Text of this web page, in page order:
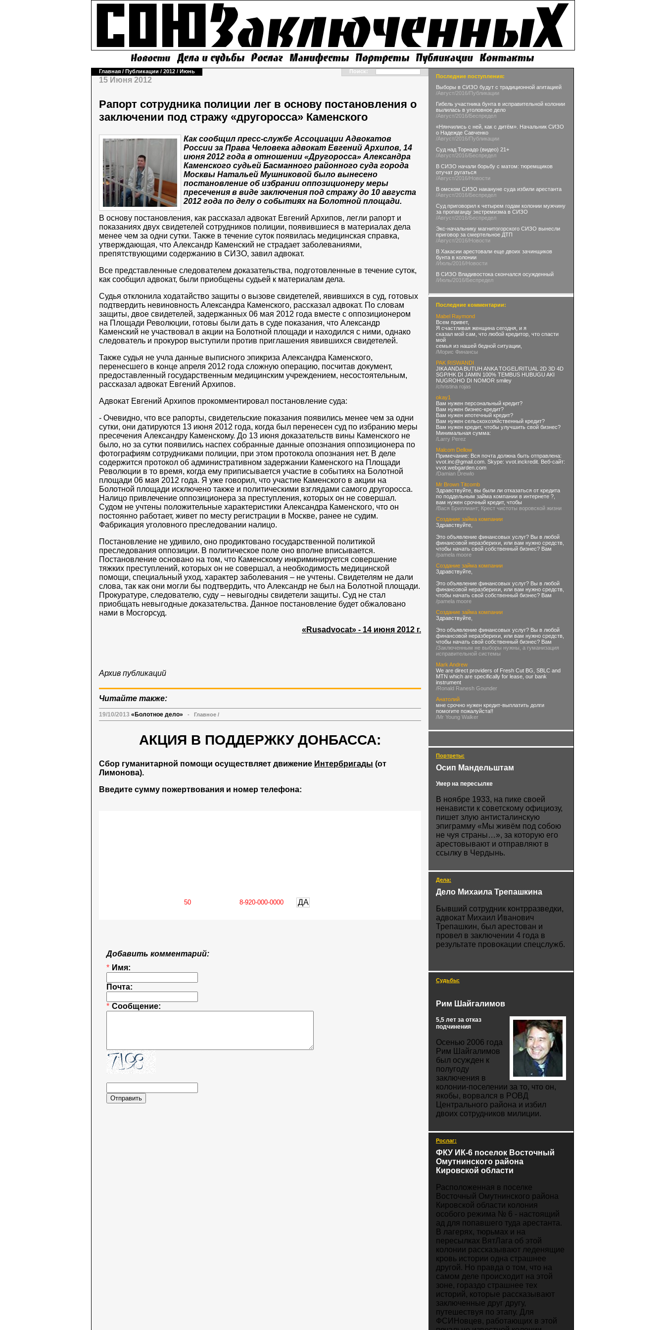
Главная / Публикации / 2012 / Июнь Поиск:
15 Июня 2012
Рапорт сотрудника полиции лег в основу постановления о
заключении под стражу «другоросса» Каменского
Как сообщил пресс-службе Ассоциации Адвокатов
России за Права Человека адвокат Евгений Архипов, 14
июня 2012 года в отношении «Другоросса» Александра
Каменского судьей Басманного районного суда города
Москвы Натальей Мушниковой было вынесено
постановление об избрании оппозиционеру меры
пресечения в виде заключения под стражу до 10 августа
2012 года по делу о событиях на Болотной площади.
В основу постановления, как рассказал адвокат Евгений Архипов, легли рапорт и
показаниях двух свидетелей сотрудников полиции, появившиеся в материалах дела
менее чем за одни сутки. Также в течение суток появилась медицинская справка,
утверждающая, что Александр Каменский не страдает заболеваниями,
препятствующими содержанию в СИЗО, завил адвокат.
Все представленные следователем доказательства, подготовленные в течение суток,
как сообщил адвокат, были приобщены судьей к материалам дела.
Судья отклонила ходатайство защиты о вызове свидетелей, явившихся в суд, готовых
подтвердить невиновность Александра Каменского, рассказал адвокат. По словам
защиты, двое свидетелей, задержанных 06 мая 2012 года вместе с оппозиционером
на Площади Революции, готовы были дать в суде показания, что Александр
Каменский не участвовал в акции на Болотной площади и находился с ними, однако
следователь и прокурор выступили против приглашения явившихся свидетелей.
Также судья не учла данные выписного эпикриза Александра Каменского,
перенесшего в конце апреля 2012 года сложную операцию, посчитав документ,
предоставленный государственным медицинским учреждением, несостоятельным,
рассказал адвокат Евгений Архипов.
Адвокат Евгений Архипов прокомментировал постановление суда:
- Очевидно, что все рапорты, свидетельские показания появились менее чем за одни
сутки, они датируются 13 июня 2012 года, когда был перенесен суд по избранию меры
пресечения Александру Каменскому. До 13 июня доказательств вины Каменского не
было, но за сутки появились наспех собранные данные опознания оппозиционера по
фотографиям сотрудниками полиции, при этом протокола опознания нет. В деле
содержится протокол об административном задержании Каменского на Площади
Революции в то время, когда ему приписывается участие в событиях на Болотной
площади 06 мая 2012 года. Я уже говорил, что участие Каменского в акции на
Болотной площади исключено также и политическими взглядами самого другоросса.
Налицо привлечение оппозиционера за преступления, которых он не совершал.
Судом не учтены положительные характеристики Александра Каменского, что он
постоянно работает, живет по месту регистрации в Москве, ранее не судим.
Фабрикация уголовного преследовании налицо.
Постановление не удивило, оно продиктовано государственной политикой
преследования оппозиции. В политическое поле оно вполне вписывается.
Постановление основано на том, что Каменскому инкриминируется совершение
тяжких преступлений, которых он не совершал, а необходимость медицинской
помощи, специальный уход, характер заболевания – не учтены. Свидетелям не дали
слова, так как они могли бы подтвердить, что Александр не был на Болотной площади.
Прокуратуре, следователю, суду – невыгодны свидетели защиты. Суд не стал
приобщать невыгодные доказательства. Данное постановление будет обжаловано
нами в Мосгорсуд.
«Rusadvocat» - 14 июня 2012 г.
Архив публикаций
Читайте также:
19/10/2013 «Болотное дело» - Главное /
АКЦИЯ В ПОДДЕРЖКУ ДОНБАССА:
Сбор гуманитарной помощи осуществляет движение Интербригады (от
Лимонова).
Введите сумму пожертвования и номер телефона:
ДА
Добавить комментарий:
* Имя:
Почта:
* Сообщение:
Последние поступления:
Выборы в СИЗО будут с традиционной агитацией
/Август/2016/Публикации
Гибель участника бунта в исправительной колонии
вылилась в уголовное дело
/Август/2016/Беспредел
«Нянчились с ней, как с дитём». Начальник СИЗО
о Надежде Савченко
/Август/2016/Публикации
Суд над Торнадо (видео) 21+
/Август/2016/Беспредел
В СИЗО начали борьбу с матом: тюремщиков
отучат ругаться
/Август/2016/Новости
В омском СИЗО накануне суда избили арестанта
/Август/2016/Беспредел
Суд приговорил к четырем годам колонии мужчину
за пропаганду экстремизма в СИЗО
/Август/2016/Беспредел
Экс-начальнику магнитогорского СИЗО вынесли
приговор за смертельное ДТП
/Август/2016/Новости
В Хакасии арестовали еще двоих зачинщиков
бунта в колонии
/Июль/2016/Новости
В СИЗО Владивостока скончался осужденный
/Июль/2016/Беспредел
Последние комментарии:
Mabel Raymond
Всем привет,
Я счастливая женщина сегодня, и я
сказал мой сам, что любой кредитор, что спасти
мой
семья из нашей бедной ситуации,
/Морис Финансы
PAK RISWANDI
JIKA ANDA BUTUH ANKA TOGEL/RITUAL 2D 3D 4D
SGP/HK DI JAMIN 100% TEMBUS HUBUGU AKI
NUGROHO DI NOMOR smiley
/christina rojas
okay1
Вам нужен персональный кредит?
Вам нужен бизнес-кредит?
Вам нужен ипотечный кредит?
Вам нужен сельскохозяйственный кредит?
Вам нужен кредит, чтобы улучшить свой бизнес?
Минимальная сумма:
/Larry Perez
Malcom Dellow
Примечание: Вся почта должна быть отправлена:
vvot.inc@gmail.com . Skype: vvot.inckredit. Веб-сайт:
vvot.webgarden.com
/Damian Drewlo
Mr Brown Titcomb
Здравствуйте, вы были ли отказаться от кредита
по поддельным займа компании в интернете ?,
вам нужен срочный кредит, чтобы
/Вася Бриллиант; Крест чистоты воровской жизни
Создание займа компании
Здравствуйте,
Это объявление финансовых услуг? Вы в любой
финансовой неразберихи, или вам нужно средств,
чтобы начать свой собственный бизнес? Вам
/pamela moore
Создание займа компании
Здравствуйте,
Это объявление финансовых услуг? Вы в любой
финансовой неразберихи, или вам нужно средств,
чтобы начать свой собственный бизнес? Вам
/pamela moore
Создание займа компании
Здравствуйте,
Это объявление финансовых услуг? Вы в любой
финансовой неразберихи, или вам нужно средств,
чтобы начать свой собственный бизнес? Вам
/Заключенным не выборы нужны, а гуманизация
исправительной системы
Mark Andrew
We are direct providers of Fresh Cut BG, SBLC and
MTN which are specifically for lease, our bank
instrument
/Ronald Ranesh Gounder
Анатолий
мне срочно нужен кредит-выплатить долги
помогите пожалуйста!!
/Mr Young Walker
Портреты:
Осип Мандельштам
Умер на пересылке
В ноябре 1933, на пике своей
ненависти к советскому официозу,
пишет злую антисталинскую
эпиграмму «Мы живём под собою
не чуя страны…», за которую его
арестовывают и отправляют в
ссылку в Чердынь.
Дела:
Дело Михаила Трепашкина
Бывший сотрудник контрразведки,
адвокат Михаил Иванович
Трепашкин, был арестован и
провел в заключении 4 года в
результате провокации спецслужб.
Судьбы:
Рим Шайгалимов
5,5 лет за отказ
подчинения
Осенью 2006 года
Рим Шайгалимов
был осужден к
полугоду
заключения в
колонии-поселении за то, что он,
якобы, ворвался в РОВД
Центрального района и избил
двоих сотрудников милиции.
Рослаг:
ФКУ ИК-6 поселок Восточный
Омутнинского района
Кировской области
Расположенная в поселке
Восточный Омутнинского района
Кировской области колония
особого режима № 6 - настоящий
ад для попавшего туда арестанта.
В лагерях, тюрьмах и на
пересылках ВятЛага об этой
колонии рассказывают леденящие
кровь истории одна страшнее
другой. Но правда о том, что на
самом деле происходит на этой
зоне, гораздо страшнее тех
историй, которые рассказывают
заключенные друг другу,
путешествуя по этапу. Для
ФСИНовцев, работающих в этой